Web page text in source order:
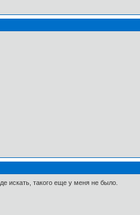
искать, такого еще у меня не было.